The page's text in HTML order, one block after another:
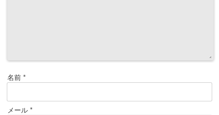
名前 *
メール *